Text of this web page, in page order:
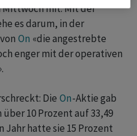
mit. Mit der
‌es darum, in der
On «die angestrebte
enger mit der operativen
Die On-Aktie gab
10 Prozent auf 33,49
‌Jahr hatte sie 15 Prozent